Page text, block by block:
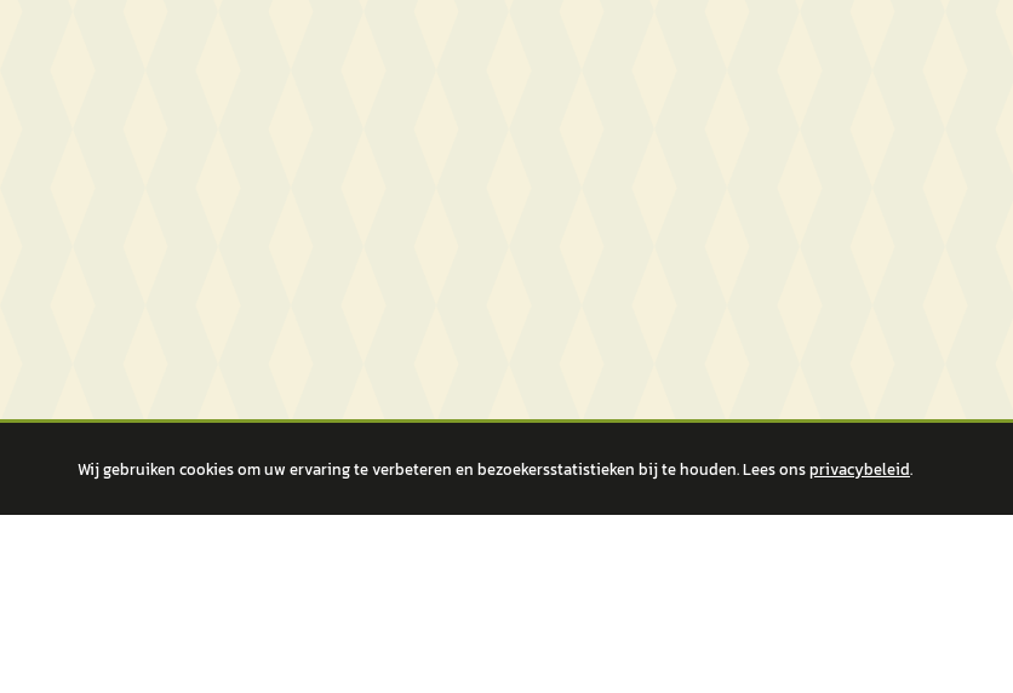
Wij gebruiken cookies om uw ervaring te verbeteren en bezoekersstatistieken bij te houden. Lees onsprivacybeleid.